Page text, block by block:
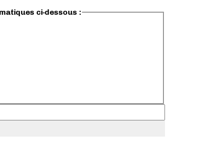
ci-dessous :